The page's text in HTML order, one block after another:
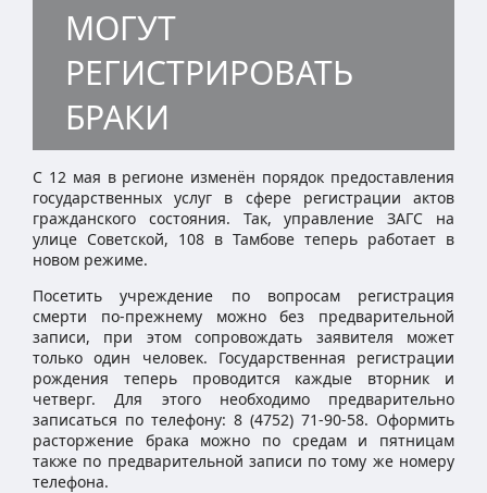
МОГУТ
РЕГИСТРИРОВАТЬ
БРАКИ
С 12 мая в регионе изменён порядок предоставления
государственных услуг в сфере регистрации актов
гражданского состояния. Так, управление ЗАГС на
улице Советской, 108 в Тамбове теперь работает в
новом режиме.
Посетить учреждение по вопросам регистрация
смерти по-прежнему можно без предварительной
записи, при этом сопровождать заявителя может
только один человек. Государственная регистрации
рождения теперь проводится каждые вторник и
четверг. Для этого необходимо предварительно
записаться по телефону: 8 (4752) 71-90-58. Оформить
расторжение брака можно по средам и пятницам
также по предварительной записи по тому же номеру
телефона.